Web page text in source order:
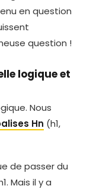
en question
question !
logique et
Nous
Hn (h1,
de passer du
Mais il y a